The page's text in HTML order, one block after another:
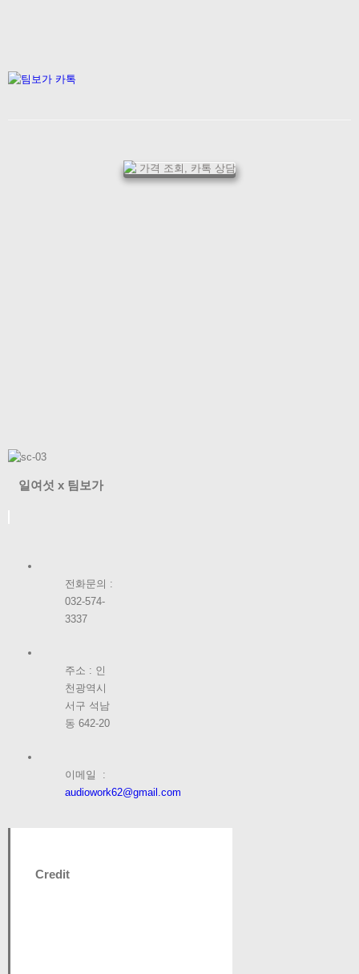
가격 조회, 카톡 상담
일여섯 x 팀보가
전화문의 :
032-574-
3337
주소 : 인
천광역시
서구 석남
동 642-20
이메일 :
audiowork62@gmail.com
Credit